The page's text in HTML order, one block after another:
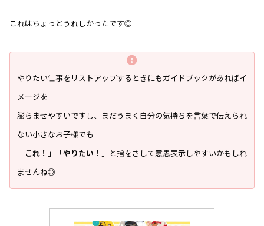
これはちょっとうれしかったです◎
やりたい仕事をリストアップするときにもガイドブックがあればイ
メージを
膨らませやすいですし、まだうまく自分の気持ちを言葉で伝えられ
ない小さなお子様でも
「これ！ 」「やりたい！ 」と指をさして意思表示しやすいかもしれ
ませんね◎